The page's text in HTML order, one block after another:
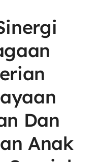
Dan
Anak